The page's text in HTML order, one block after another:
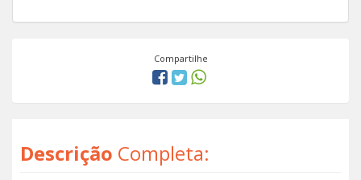
Compartilhe
Descrição Completa: